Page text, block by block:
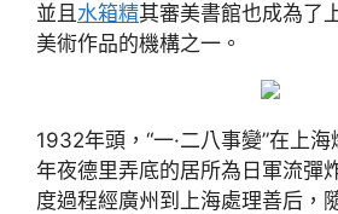
並且水箱精其審美書館也成為了
美術作品的機構之一。
1932年頭，“一·二八事變”在上
年夜德里弄底的居所為日軍流彈
度過程經廣州到上海處理善后，